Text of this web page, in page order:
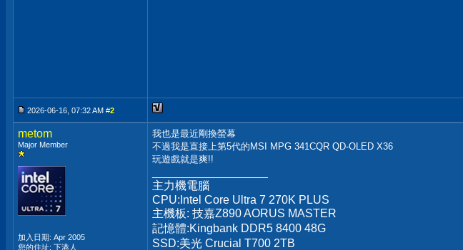
2026-06-16, 07:32 AM #2
metom
Major Member
加入日期: Apr 2005
您的住址: 下港人
我也是最近剛換螢幕
不過我是直接上第5代的MSI MPG 341CQR QD-OLED X36
玩遊戲就是爽!!
主力機電腦
CPU:Intel Core Ultra 7 270K PLUS
主機板: 技嘉Z890 AORUS MASTER
記憶體:Kingbank DDR5 8400 48G
SSD:美光 Crucial T700 2TB